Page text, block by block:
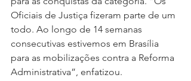
Oficiais de Justiça fizeram parte de um
todo. Ao longo de 14 semanas
consecutivas estivemos em Brasília
para as mobilizações contra a Reforma
Administrativa”, enfatizou.